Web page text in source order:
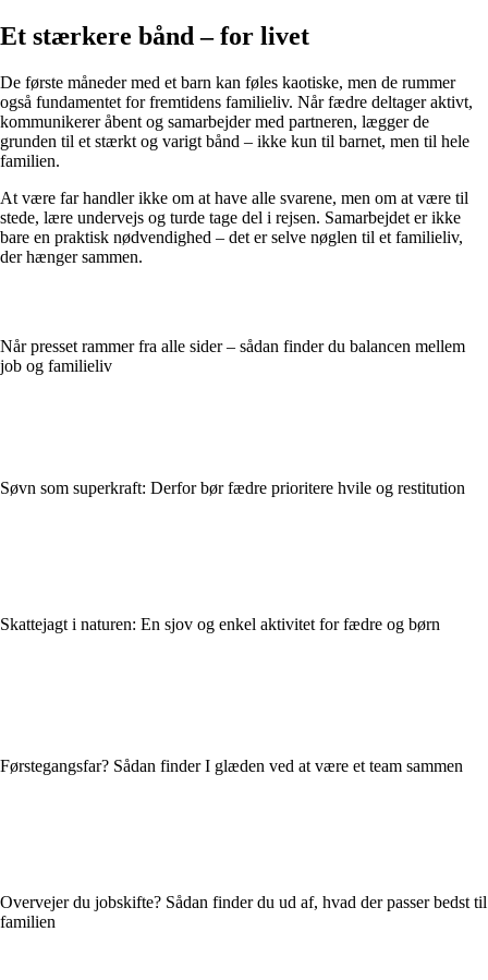
Et stærkere bånd – for livet
De første måneder med et barn kan føles kaotiske, men de rummer
også fundamentet for fremtidens familieliv. Når fædre deltager aktivt,
kommunikerer åbent og samarbejder med partneren, lægger de
grunden til et stærkt og varigt bånd – ikke kun til barnet, men til hele
familien.
At være far handler ikke om at have alle svarene, men om at være til
stede, lære undervejs og turde tage del i rejsen. Samarbejdet er ikke
bare en praktisk nødvendighed – det er selve nøglen til et familieliv,
der hænger sammen.
Når presset rammer fra alle sider – sådan finder du balancen mellem
job og familieliv
Søvn som superkraft: Derfor bør fædre prioritere hvile og restitution
Skattejagt i naturen: En sjov og enkel aktivitet for fædre og børn
Førstegangsfar? Sådan finder I glæden ved at være et team sammen
Overvejer du jobskifte? Sådan finder du ud af, hvad der passer bedst til
familien